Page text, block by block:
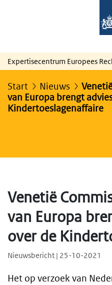
Expertisecentrum Europees
Start Nieuws
van Europa brengt
Kindertoeslagenaffaire
Venetië
van Europa
over de
Nieuwsbericht | 25-10-2021
Het op verzoek van